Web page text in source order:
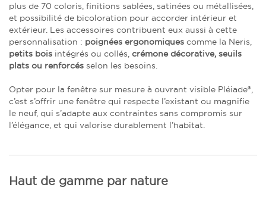
plus de 70 coloris, finitions sablées, satinées ou métallisées,
et possibilité de bicoloration pour accorder intérieur et
extérieur. Les accessoires contribuent eux aussi à cette
personnalisation : poignées ergonomiques comme la Neris,
petits bois intégrés ou collés, crémone décorative, seuils
plats ou renforcés selon les besoins.
Opter pour la fenêtre sur mesure à ouvrant visible Pléiade®,
c’est s’offrir une fenêtre qui respecte l’existant ou magnifie
le neuf, qui s’adapte aux contraintes sans compromis sur
l’élégance, et qui valorise durablement l’habitat.
Haut de gamme par nature